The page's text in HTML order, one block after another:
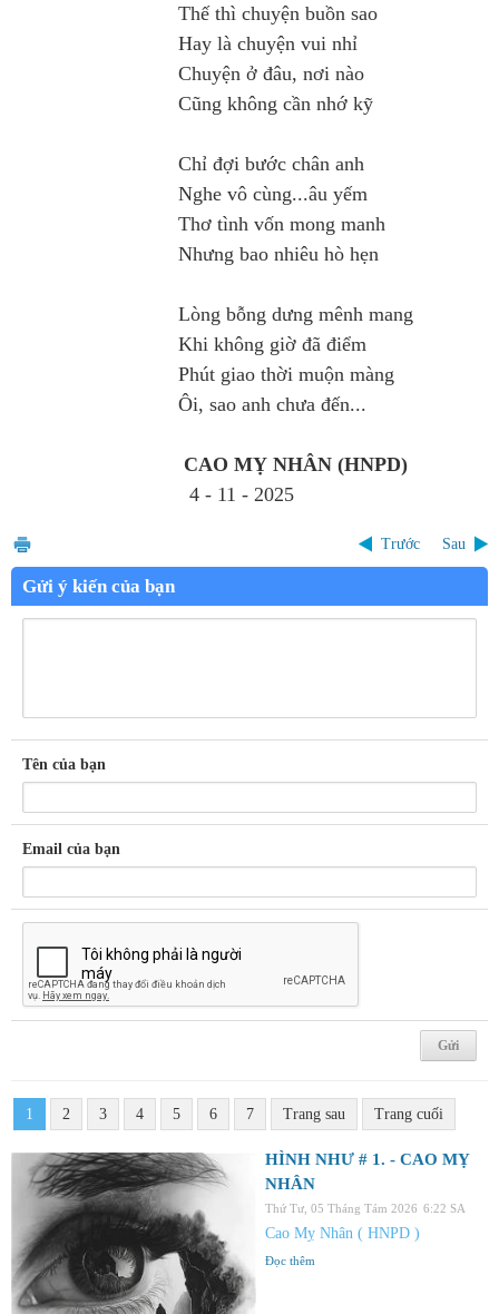
Thế thì chuyện buồn sao
Hay là chuyện vui nhỉ
Chuyện ở đâu, nơi nào
Cũng không cần nhớ kỹ
Chỉ đợi bước chân anh
Nghe vô cùng...âu yếm
Thơ tình vốn mong manh
Nhưng bao nhiêu hò hẹn
Lòng bỗng dưng mênh mang
Khi không giờ đã điểm
Phút giao thời muộn màng
Ôi, sao anh chưa đến...
CAO MỴ NHÂN (HNPD)
4 - 11 - 2025
Trước Sau
Gửi ý kiến của bạn
Tên của bạn
Email của bạn
1 2 3 4 5 6 7 Trang sau Trang cuối
HÌNH NHƯ # 1. - CAO MỴ
NHÂN
Thứ Tư, 05 Tháng Tám 2026 6:22 SA
Cao Mỵ Nhân ( HNPD )
Đọc thêm